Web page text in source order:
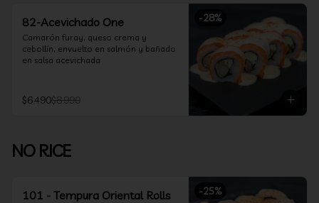
-28%
82-Acevichado One
Camarón furay, queso crema y
cebollín, envuelto en salmón y bañado
en salsa acevichada
$6.490$8.990
NO RICE
-25%
101 - Tempura Oriental Rolls